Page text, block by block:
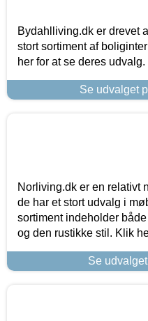
Bydahlliving.dk er drevet
stort sortiment af
her for at se deres udvalg.
Se udvalget
Norliving.dk er en relativt
de har et stort udvalg i
sortiment indeholder
og den rustikke stil. Klik
Se